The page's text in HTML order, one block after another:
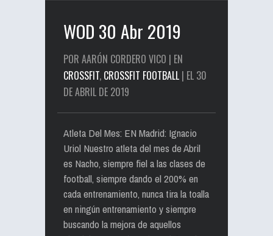
WOD 30 Abr 2019
POR AARÓN CORDERO VICO | EN
CROSSFIT, CROSSFIT FOOTBALL | EL 30
DE ABRIL DE 2019
Atleta Del Mes: EN Madrid: Ignacio
Uriol Nuestro atleta del mes de Abril
es Nacho, siempre fiel a las clases de
football, siempre dando el 200% en
cada entrenamiento, nunca tira la toalla
en ningún entrenamiento y siempre
buscando la mejora de aquellos